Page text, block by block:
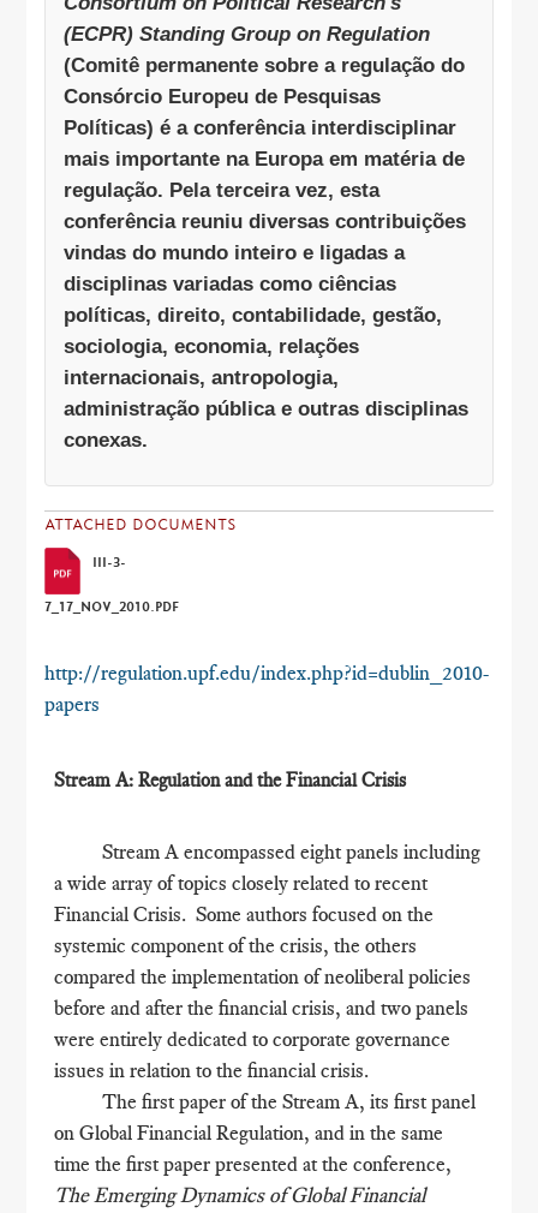
(ECPR) Standing Group on Regulation
(Comitê permanente sobre a regulação do
Consórcio Europeu de Pesquisas
Políticas) é a conferência interdisciplinar
mais importante na Europa em matéria de
regulação. Pela terceira vez, esta
conferência reuniu diversas contribuições
vindas do mundo inteiro e ligadas a
disciplinas variadas como ciências
políticas, direito, contabilidade, gestão,
sociologia, economia, relações
internacionais, antropologia,
administração pública e outras disciplinas
conexas.
ATTACHED DOCUMENTS
III-3-
7_17_NOV_2010.PDF
http://regulation.upf.edu/index.php?id=dublin_2010-
papers
Stream A: Regulation and the Financial Crisis
Stream A encompassed eight panels including
a wide array of topics closely related to recent
Financial Crisis. Some authors focused on the
systemic component of the crisis, the others
compared the implementation of neoliberal policies
before and after the financial crisis, and two panels
were entirely dedicated to corporate governance
issues in relation to the financial crisis.
The first paper of the Stream A, its first panel
on Global Financial Regulation, and in the same
time the first paper presented at the conference,
The Emerging Dynamics of Global Financial